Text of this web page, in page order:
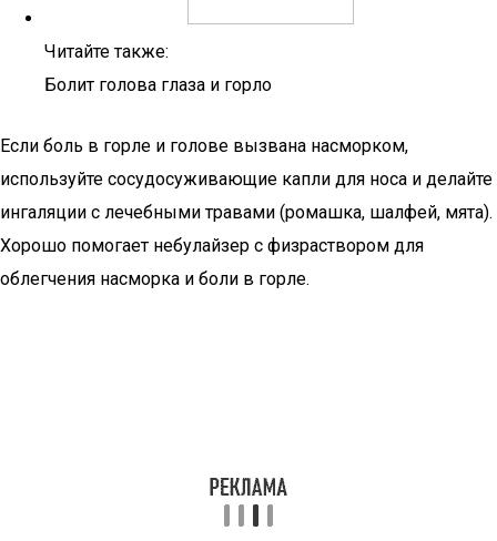
Читайте также:
Болит голова глаза и горло
Если боль в горле и голове вызвана насморком,
используйте сосудосуживающие капли для носа и делайте
ингаляции с лечебными травами (ромашка, шалфей, мята).
Хорошо помогает небулайзер с физраствором для
облегчения насморка и боли в горле.